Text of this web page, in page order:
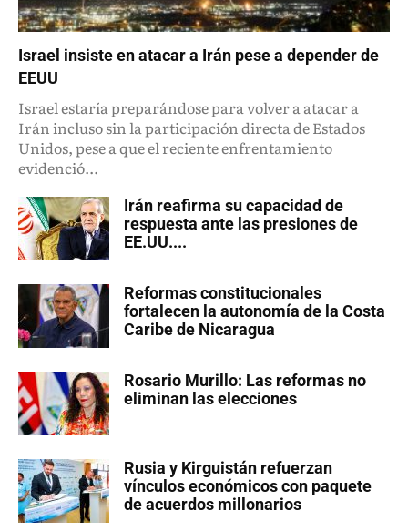
Israel insiste en atacar a Irán pese a depender de
EEUU
Israel estaría preparándose para volver a atacar a
Irán incluso sin la participación directa de Estados
Unidos, pese a que el reciente enfrentamiento
evidenció...
Irán reafirma su capacidad de
respuesta ante las presiones de
EE.UU....
Reformas constitucionales
fortalecen la autonomía de la Costa
Caribe de Nicaragua
Rosario Murillo: Las reformas no
eliminan las elecciones
Rusia y Kirguistán refuerzan
vínculos económicos con paquete
de acuerdos millonarios